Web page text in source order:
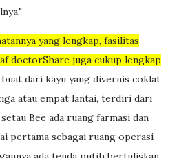
yang lengkap, fasilitas
doctorShare juga cukup lengkap
dari kayu yang divernis coklat
atau empat lantai, terdiri dari
Bee ada ruang farmasi dan
pertama sebagai ruang operasi